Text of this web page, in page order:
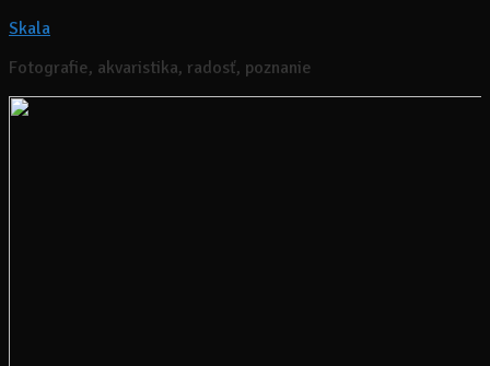
Skala
Fotografie, akvaristika, radosť, poznanie